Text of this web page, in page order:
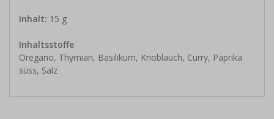
Inhalt: 15 g
Inhaltsstoffe
Oregano, Thymian, Basilikum, Knoblauch, Curry, Paprika
süss, Salz